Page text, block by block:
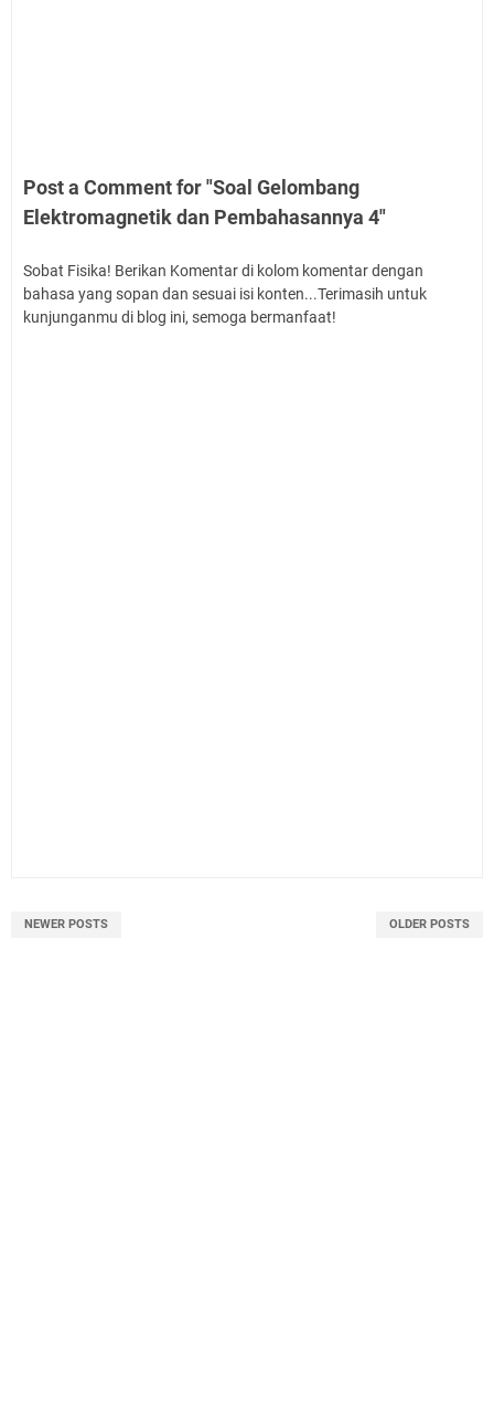
Post a Comment for "Soal Gelombang
Elektromagnetik dan Pembahasannya 4"
Sobat Fisika! Berikan Komentar di kolom komentar dengan
bahasa yang sopan dan sesuai isi konten...Terimasih untuk
kunjunganmu di blog ini, semoga bermanfaat!
NEWER POSTS OLDER POSTS